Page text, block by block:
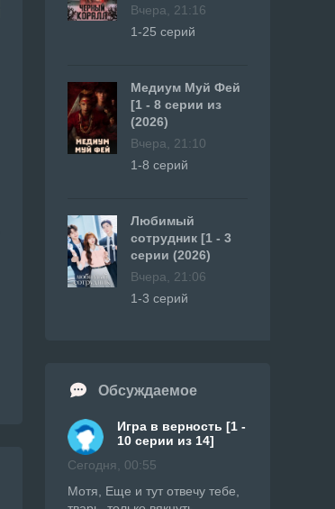
Вчера, 21:16
1-25 серий
Медиум Муй Фей
[1 - 8 серии из
(2026)
Вчера, 21:10
1-8 серий
Любимый
сотрудник [1 - 3
серии (2026)
Вчера, 21:06
1-3 серий
Обсуждаемое
Игра в верность [1 -
10 серии из 14]
Сегодня, 00:55
Мотя, Еще и тут отвечу тебе,